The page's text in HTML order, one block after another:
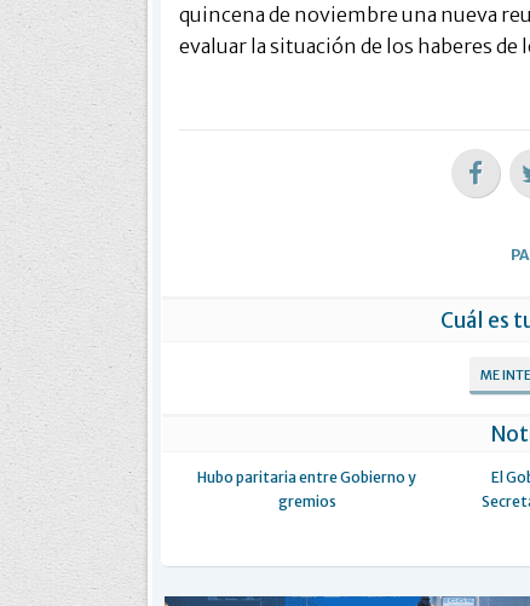
quincena de noviembre una nueva
evaluar la situación de los haberes de
Cuál es
ME
Hubo paritaria entre Gobierno y
gremios
El